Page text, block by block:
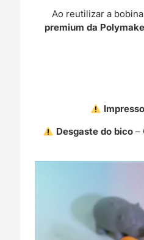
Ao reutilizar a
premium da
Desgaste do bico–